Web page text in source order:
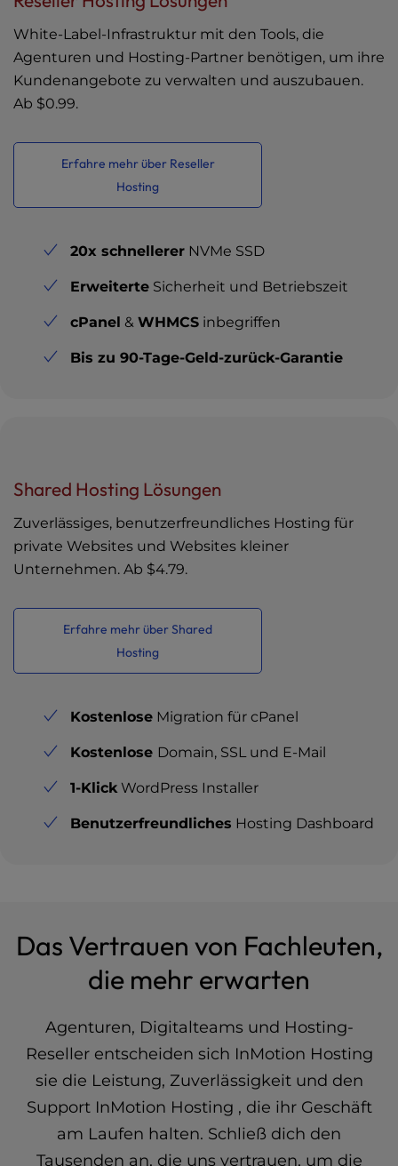
White-Label-Infrastruktur mit den Tools, die
Agenturen und Hosting-Partner benötigen, um ihre
Kundenangebote zu verwalten und auszubauen.
Ab $0.99.
Erfahre mehr über Reseller
Hosting
20x schnellerer NVMe SSD
Erweiterte Sicherheit und Betriebszeit
cPanel & WHMCS inbegriffen
Bis zu 90-Tage-Geld-zurück-Garantie
Shared Hosting Lösungen
Zuverlässiges, benutzerfreundliches Hosting für
private Websites und Websites kleiner
Unternehmen. Ab $4.79.
Erfahre mehr über Shared
Hosting
Kostenlose Migration für cPanel
Kostenlose Domain, SSL und E-Mail
1-KlickWordPress Installer
Benutzerfreundliches Hosting Dashboard
Das Vertrauen von Fachleuten,
die mehr erwarten
Agenturen, Digitalteams und Hosting-
Reseller entscheiden sich InMotion Hosting
sie die Leistung, Zuverlässigkeit und den
Support InMotion Hosting , die ihr Geschäft
am Laufen halten. Schließ dich den
Tausenden an, die uns vertrauen, um die